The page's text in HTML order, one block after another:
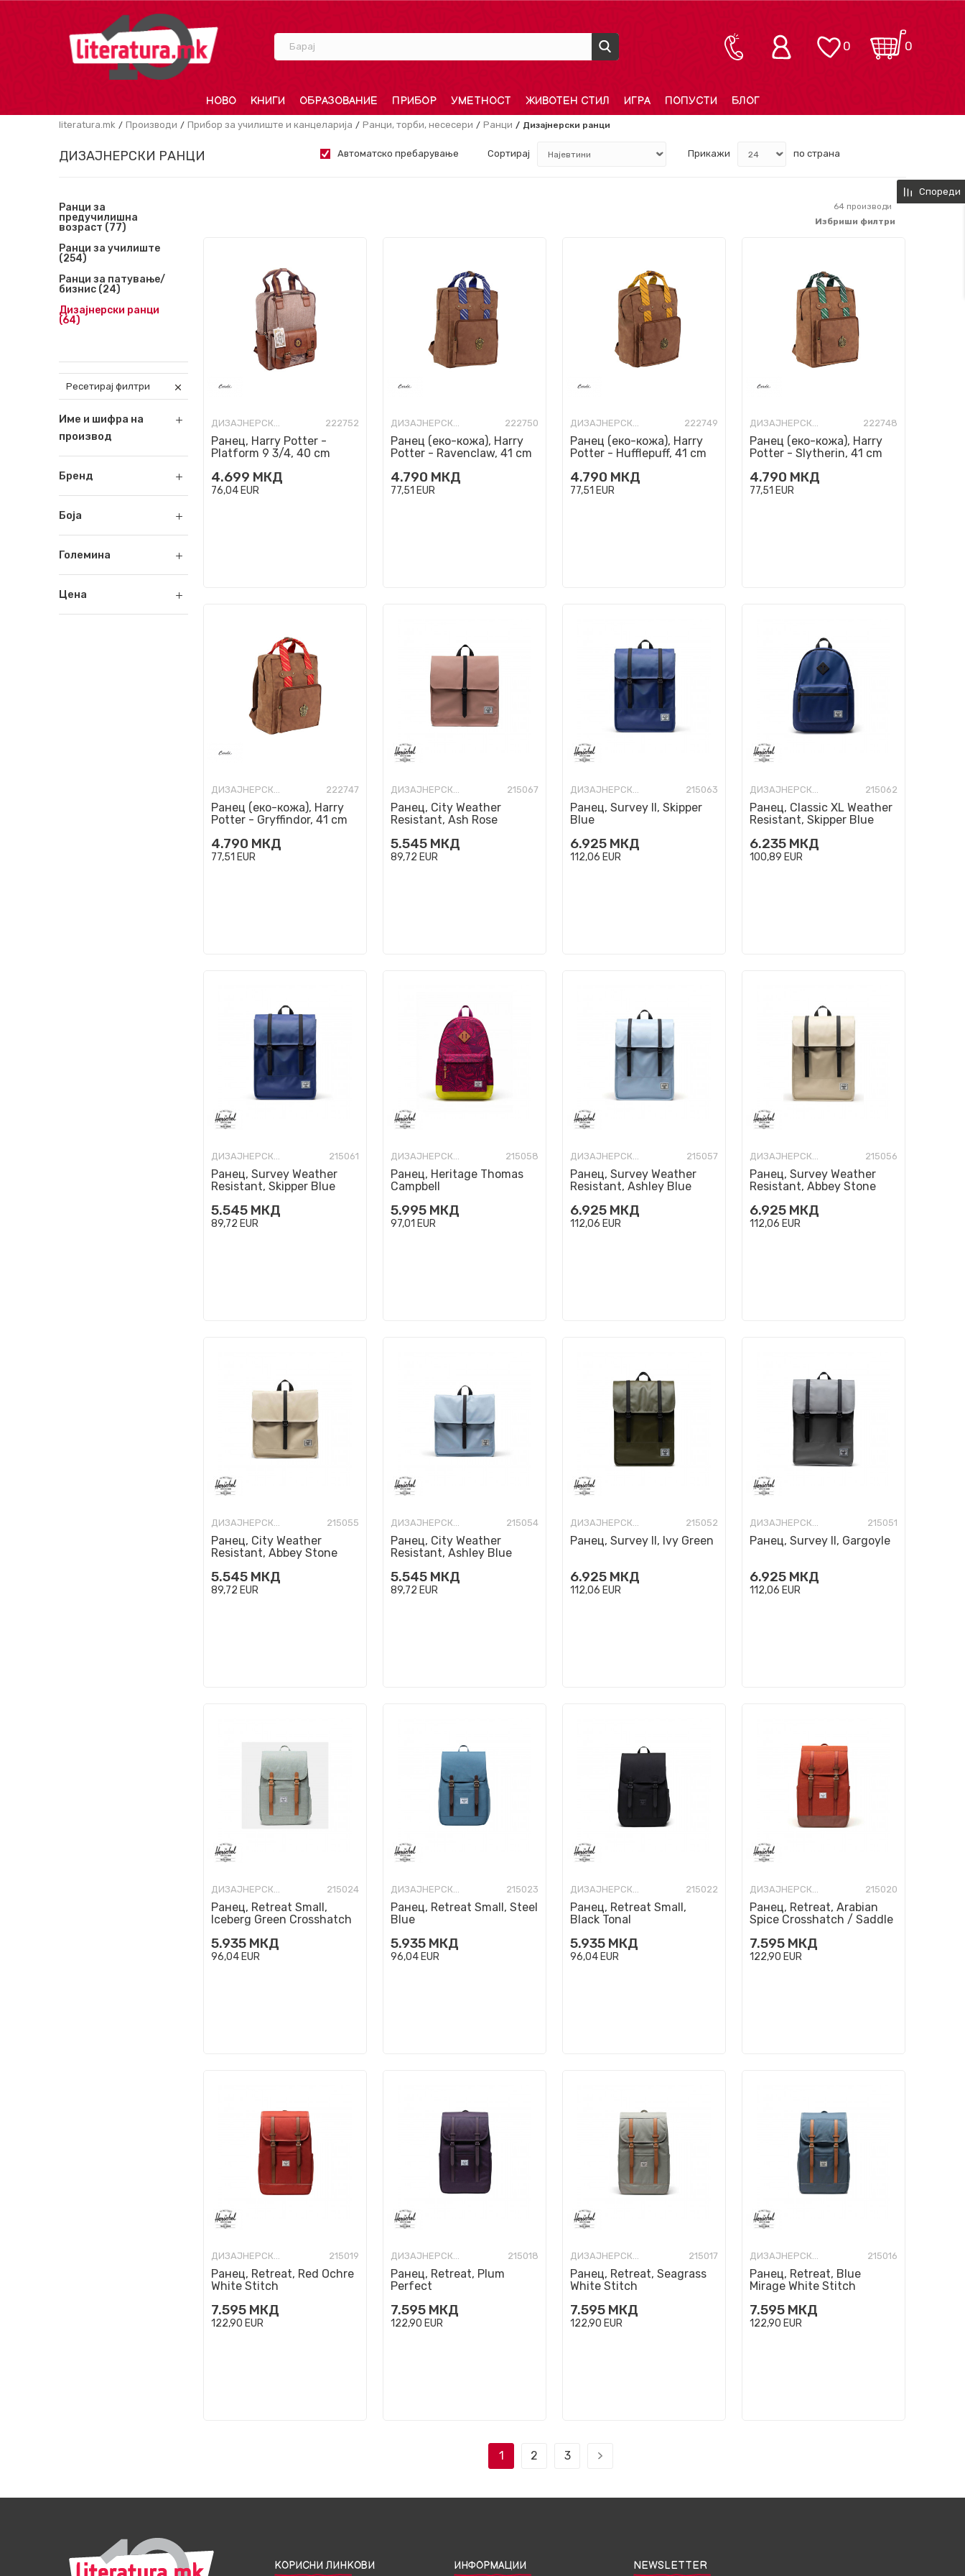
Барај 0
0
НОВО КНИГИ ОБРАЗОВАНИЕ ПРИБОР УМЕТНОСТ ЖИВОТЕН СТИЛ ИГРА ПОПУСТИ БЛОГ
literatura.mk Производи Прибор за училиште и канцеларија Ранци, торби, несесери Ранци Дизајнерски ранци
ДИЗАЈНЕРСКИ РАНЦИ Автоматско пребарување Сортирај Прикажи по страна
Ранци за
предучилишна
возраст (77)
Ранци за училиште
(254)
Ранци за патување/
бизнис (24)
Дизајнерски ранци
(64)
Ресетирај филтри
Име и шифра на
производ
Бренд
Боја
Големина
Цена
64производи
Избриши филтри
ДИЗАЈНЕРСКИ РАНЦИ 222752
Ранец, Harry Potter -
Platform 9 3/4, 40 cm
4.699 МКД
76,04 EUR
ДИЗАЈНЕРСКИ РАНЦИ 222750
Ранец (еко-кожа), Harry
Potter - Ravenclaw, 41 cm
4.790 МКД
77,51 EUR
ДИЗАЈНЕРСКИ РАНЦИ 222749
Ранец (еко-кожа), Harry
Potter - Hufflepuff, 41 cm
4.790 МКД
77,51 EUR
ДИЗАЈНЕРСКИ РАНЦИ 222748
Ранец (еко-кожа), Harry
Potter - Slytherin, 41 cm
4.790 МКД
77,51 EUR
ДИЗАЈНЕРСКИ РАНЦИ 222747
Ранец (еко-кожа), Harry
Potter - Gryffindor, 41 cm
4.790 МКД
77,51 EUR
ДИЗАЈНЕРСКИ РАНЦИ 215067
Ранец, City Weather
Resistant, Ash Rose
5.545 МКД
89,72 EUR
ДИЗАЈНЕРСКИ РАНЦИ 215063
Ранец, Survey II, Skipper
Blue
6.925 МКД
112,06 EUR
ДИЗАЈНЕРСКИ РАНЦИ 215062
Ранец, Classic XL Weather
Resistant, Skipper Blue
6.235 МКД
100,89 EUR
ДИЗАЈНЕРСКИ РАНЦИ 215061
Ранец, Survey Weather
Resistant, Skipper Blue
5.545 МКД
89,72 EUR
ДИЗАЈНЕРСКИ РАНЦИ 215058
Ранец, Heritage Thomas
Campbell
5.995 МКД
97,01 EUR
ДИЗАЈНЕРСКИ РАНЦИ 215057
Ранец, Survey Weather
Resistant, Ashley Blue
6.925 МКД
112,06 EUR
ДИЗАЈНЕРСКИ РАНЦИ 215056
Ранец, Survey Weather
Resistant, Abbey Stone
6.925 МКД
112,06 EUR
ДИЗАЈНЕРСКИ РАНЦИ 215055
Ранец, City Weather
Resistant, Abbey Stone
5.545 МКД
89,72 EUR
ДИЗАЈНЕРСКИ РАНЦИ 215054
Ранец, City Weather
Resistant, Ashley Blue
5.545 МКД
89,72 EUR
ДИЗАЈНЕРСКИ РАНЦИ 215052
Ранец, Survey II, Ivy Green
6.925 МКД
112,06 EUR
ДИЗАЈНЕРСКИ РАНЦИ 215051
Ранец, Survey II, Gargoyle
6.925 МКД
112,06 EUR
ДИЗАЈНЕРСКИ РАНЦИ 215024
Ранец, Retreat Small,
Iceberg Green Crosshatch
5.935 МКД
96,04 EUR
ДИЗАЈНЕРСКИ РАНЦИ 215023
Ранец, Retreat Small, Steel
Blue
5.935 МКД
96,04 EUR
ДИЗАЈНЕРСКИ РАНЦИ 215022
Ранец, Retreat Small,
Black Tonal
5.935 МКД
96,04 EUR
ДИЗАЈНЕРСКИ РАНЦИ 215020
Ранец, Retreat, Arabian
Spice Crosshatch / Saddle
7.595 МКД
122,90 EUR
ДИЗАЈНЕРСКИ РАНЦИ 215019
Ранец, Retreat, Red Ochre
White Stitch
7.595 МКД
122,90 EUR
ДИЗАЈНЕРСКИ РАНЦИ 215018
Ранец, Retreat, Plum
Perfect
7.595 МКД
122,90 EUR
ДИЗАЈНЕРСКИ РАНЦИ 215017
Ранец, Retreat, Seagrass
White Stitch
7.595 МКД
122,90 EUR
ДИЗАЈНЕРСКИ РАНЦИ 215016
Ранец, Retreat, Blue
Mirage White Stitch
7.595 МКД
122,90 EUR
1 2 3
Спореди
КОРИСНИ ЛИНКОВИ ИНФОРМАЦИИ NEWSLETTER